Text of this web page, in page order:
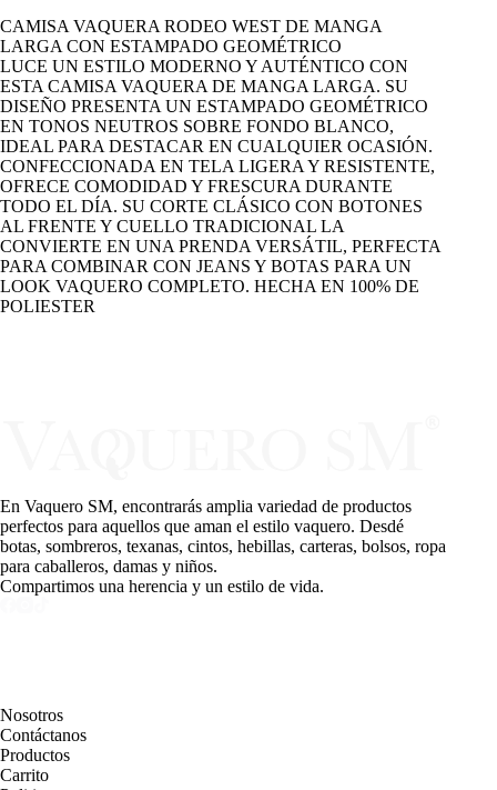
CAMISA VAQUERA RODEO WEST DE MANGA
LARGA CON ESTAMPADO GEOMÉTRICO
LUCE UN ESTILO MODERNO Y AUTÉNTICO CON
ESTA CAMISA VAQUERA DE MANGA LARGA. SU
DISEÑO PRESENTA UN ESTAMPADO GEOMÉTRICO
EN TONOS NEUTROS SOBRE FONDO BLANCO,
IDEAL PARA DESTACAR EN CUALQUIER OCASIÓN.
CONFECCIONADA EN TELA LIGERA Y RESISTENTE,
OFRECE COMODIDAD Y FRESCURA DURANTE
TODO EL DÍA. SU CORTE CLÁSICO CON BOTONES
AL FRENTE Y CUELLO TRADICIONAL LA
CONVIERTE EN UNA PRENDA VERSÁTIL, PERFECTA
PARA COMBINAR CON JEANS Y BOTAS PARA UN
LOOK VAQUERO COMPLETO. HECHA EN 100% DE
POLIESTER
En Vaquero SM, encontrarás amplia variedad de productos
perfectos para aquellos que aman el estilo vaquero. Desdé
botas, sombreros, texanas, cintos, hebillas, carteras, bolsos, ropa
para caballeros, damas y niños.
Compartimos una herencia y un estilo de vida.
Nosotros
Contáctanos
Productos
Carrito